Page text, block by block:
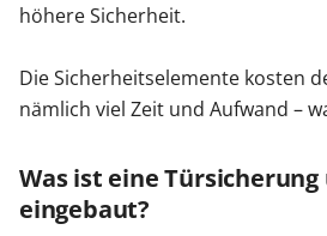
höhere Sicherheit.
Die Sicherheitselemente kosten
nämlich viel Zeit und Aufwand –
Was ist eine
eingebaut?